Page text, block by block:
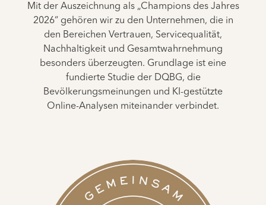
Mit der Auszeichnung als „Champions des Jahres
2026“ gehören wir zu den Unternehmen, die in
den Bereichen Vertrauen, Servicequalität,
Nachhaltigkeit und Gesamtwahrnehmung
besonders überzeugten. Grundlage ist eine
fundierte Studie der DQBG, die
Bevölkerungsmeinungen und KI-gestützte
Online-Analysen miteinander verbindet.